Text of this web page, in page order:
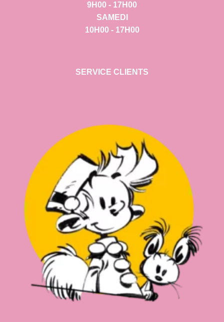
9H00 - 17H00
SAMEDI
10H00 - 17H00
SERVICE CLIENTS